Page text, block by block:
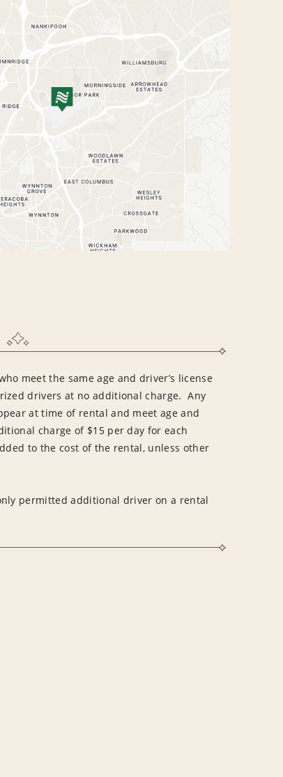
meet the same age and driver’s license
drivers at no additional charge. Any
at time of rental and meet age and
charge of $15 per day for each
to the cost of the rental, unless other
permitted additional driver on a rental